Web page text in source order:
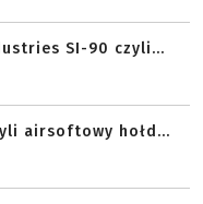
SI-90 czyli...
airsoftowy hołd...